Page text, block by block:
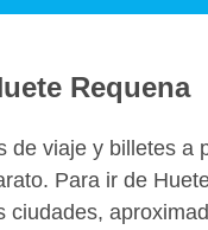
Requena
de viaje y billetes a
Para ir de
ciudades,